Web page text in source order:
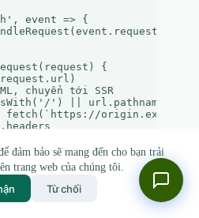
đảm bảo sẽ mang đến cho bạn trải
trang web của chúng tôi.
Từ chối
event => {
{
chuyển tới SSR
') ||
fetch(`https://
về CDN